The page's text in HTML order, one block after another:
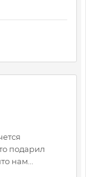
подарил
нам...